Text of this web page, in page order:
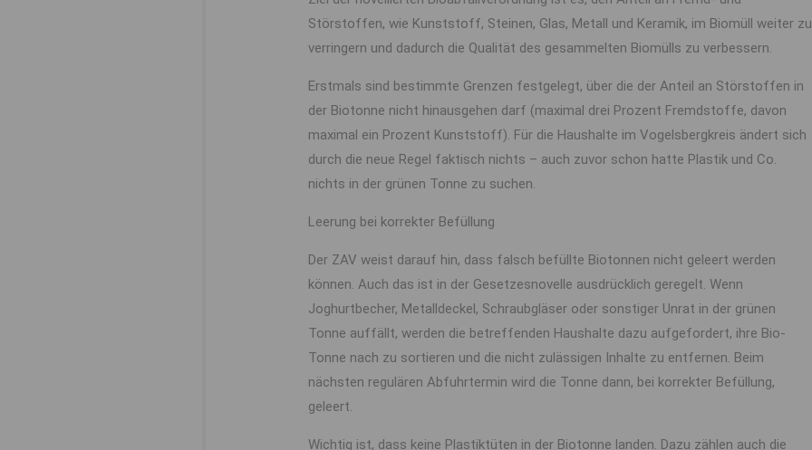
Störstoffen, wie Kunststoff, Steinen, Glas, Metall und Keramik, im Biomüll weiter zu
verringern und dadurch die Qualität des gesammelten Biomülls zu verbessern.
Erstmals sind bestimmte Grenzen festgelegt, über die der Anteil an Störstoffen in
der Biotonne nicht hinausgehen darf (maximal drei Prozent Fremdstoffe, davon
maximal ein Prozent Kunststoff). Für die Haushalte im Vogelsbergkreis ändert sich
durch die neue Regel faktisch nichts – auch zuvor schon hatte Plastik und Co.
nichts in der grünen Tonne zu suchen.
Leerung bei korrekter Befüllung
Der ZAV weist darauf hin, dass falsch befüllte Biotonnen nicht geleert werden
können. Auch das ist in der Gesetzesnovelle ausdrücklich geregelt. Wenn
Joghurtbecher, Metalldeckel, Schraubgläser oder sonstiger Unrat in der grünen
Tonne auffällt, werden die betreffenden Haushalte dazu aufgefordert, ihre Bio-
Tonne nach zu sortieren und die nicht zulässigen Inhalte zu entfernen. Beim
nächsten regulären Abfuhrtermin wird die Tonne dann, bei korrekter Befüllung,
geleert.
Wichtig ist, dass keine Plastiktüten in der Biotonne landen. Dazu zählen auch die